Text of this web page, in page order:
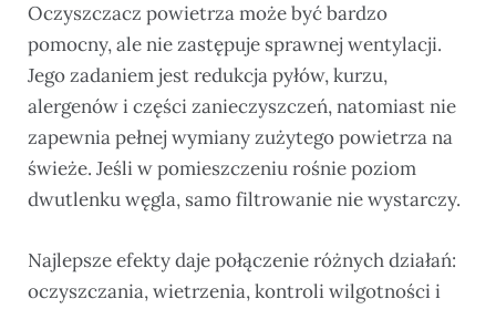
Oczyszczacz powietrza może być bardzo
pomocny, ale nie zastępuje sprawnej wentylacji.
Jego zadaniem jest redukcja pyłów, kurzu,
alergenów i części zanieczyszczeń, natomiast nie
zapewnia pełnej wymiany zużytego powietrza na
świeże. Jeśli w pomieszczeniu rośnie poziom
dwutlenku węgla, samo filtrowanie nie wystarczy.
Najlepsze efekty daje połączenie różnych działań:
oczyszczania, wietrzenia, kontroli wilgotności i